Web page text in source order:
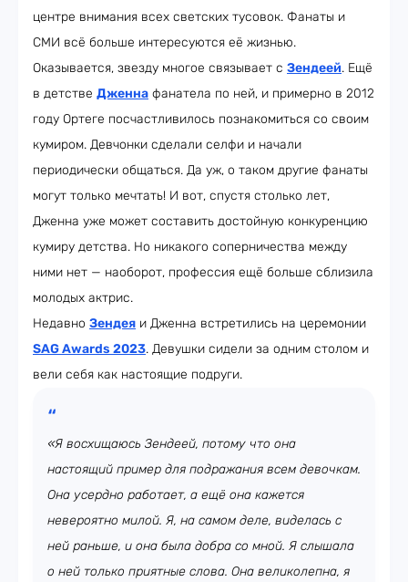
центре внимания всех светских тусовок. Фанаты и
СМИ всё больше интересуются её жизнью.
Оказывается, звезду многое связывает с Зендеей. Ещё
в детстве Дженна фанатела по ней, и примерно в 2012
году Ортеге посчастливилось познакомиться со своим
кумиром. Девчонки сделали селфи и начали
периодически общаться. Да уж, о таком другие фанаты
могут только мечтать! И вот, спустя столько лет,
Дженна уже может составить достойную конкуренцию
кумиру детства. Но никакого соперничества между
ними нет — наоборот, профессия ещё больше сблизила
молодых актрис.
Недавно Зендея и Дженна встретились на церемонии
SAG Awards 2023. Девушки сидели за одним столом и
вели себя как настоящие подруги.
«Я восхищаюсь Зендеей, потому что она
настоящий пример для подражания всем девочкам.
Она усердно работает, а ещё она кажется
невероятно милой. Я, на самом деле, виделась с
ней раньше, и она была добра со мной. Я слышала
о ней только приятные слова. Она великолепна, я